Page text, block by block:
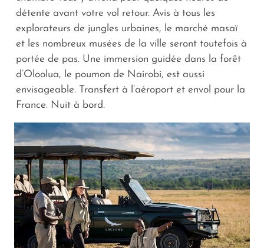
détente avant votre vol retour. Avis à tous les
explorateurs de jungles urbaines, le marché masaï
et les nombreux musées de la ville seront toutefois à
portée de pas. Une immersion guidée dans la forêt
d’Oloolua, le poumon de Nairobi, est aussi
envisageable. Transfert à l’aéroport et envol pour la
France. Nuit à bord.